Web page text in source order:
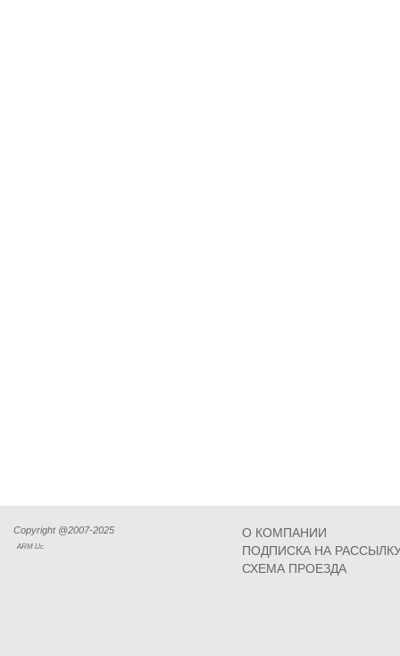
Copyright @2007-2025
ARM Llc
О КОМПАНИИ
ПОДПИСКА НА
СХЕМА ПРОЕЗДА